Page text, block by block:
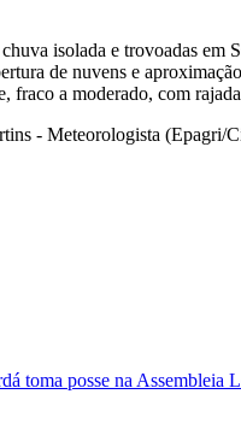
isolada e trovoadas em
de nuvens e
fraco a moderado, com
- Meteorologista (Epagri/